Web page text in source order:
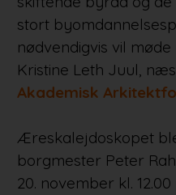
stort
nødvendigvis vil
Kristine Leth Juul,
Akademisk
Æreskalejdoskopet
borgmester Peter
20. november kl.